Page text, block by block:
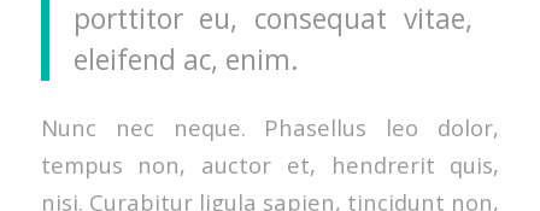
porttitor eu, consequat vitae,
eleifend ac, enim.
Nunc nec neque. Phasellus leo dolor,
tempus non, auctor et, hendrerit quis,
nisi. Curabitur ligula sapien, tincidunt non,